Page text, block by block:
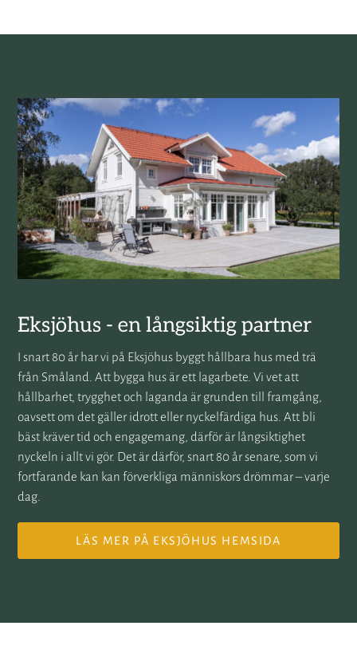
Eksjöhus - en långsiktig partner
I snart 80 år har vi på Eksjöhus byggt hållbara hus med trä
från Småland. Att bygga hus är ett lagarbete. Vi vet att
hållbarhet, trygghet och laganda är grunden till framgång,
oavsett om det gäller idrott eller nyckelfärdiga hus. Att bli
bäst kräver tid och engagemang, därför är långsiktighet
nyckeln i allt vi gör. Det är därför, snart 80 år senare, som vi
fortfarande kan kan förverkliga människors drömmar – varje
dag.
LÄS MER PÅ EKSJÖHUS HEMSIDA